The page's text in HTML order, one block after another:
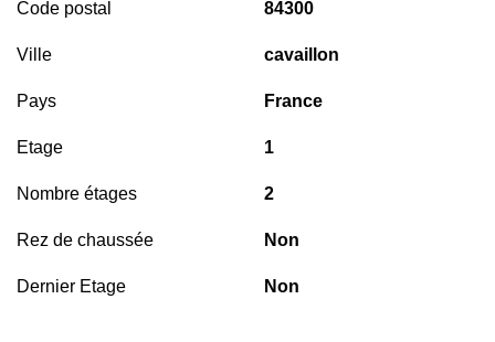
Code postal 84300
Ville cavaillon
Pays France
Etage 1
Nombre étages 2
Rez de chaussée Non
Dernier Etage Non